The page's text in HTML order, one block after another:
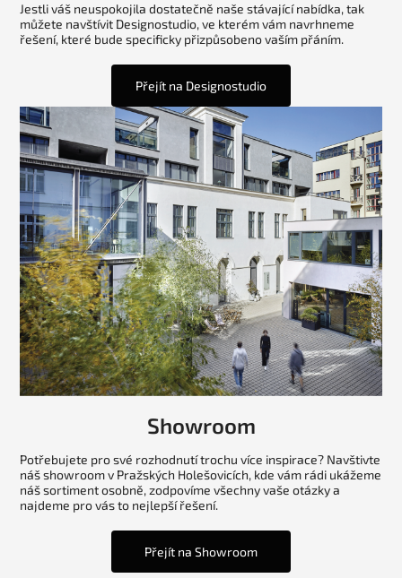
Jestli váš neuspokojila dostatečně naše stávající nabídka, tak
můžete navštívit Designostudio, ve kterém vám navrhneme
řešení, které bude specificky přizpůsobeno vaším přáním.
Přejít na Designostudio
Showroom
Potřebujete pro své rozhodnutí trochu více inspirace? Navštivte
náš showroom v Pražských Holešovicích, kde vám rádi ukážeme
náš sortiment osobně, zodpovíme všechny vaše otázky a
najdeme pro vás to nejlepší řešení.
Přejít na Showroom